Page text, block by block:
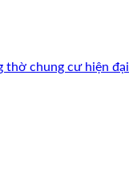
thờ chung cư hiện đại